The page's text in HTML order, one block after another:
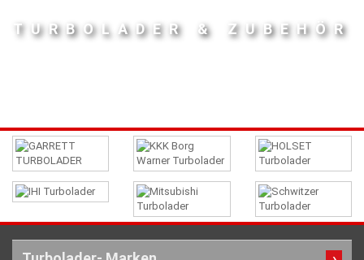
TURBOLADER & ZUBEHÖR